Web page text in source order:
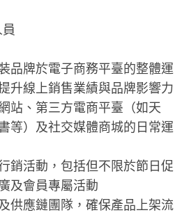
品牌於電子商務平臺的整體運
升線上銷售業績與品牌影響力
站、第三方電商平臺（如天
等）及社交媒體商城的日常運
銷活動，包括但不限於節日促
及會員專屬活動
供應鏈團隊，確保產品上架流